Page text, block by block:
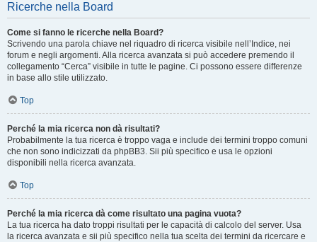
Ricerche nella Board
Come si fanno le ricerche nella Board?
Scrivendo una parola chiave nel riquadro di ricerca visibile nell’Indice, nei
forum e negli argomenti. Alla ricerca avanzata si può accedere premendo il
collegamento “Cerca” visibile in tutte le pagine. Ci possono essere differenze
in base allo stile utilizzato.
Top
Perché la mia ricerca non dà risultati?
Probabilmente la tua ricerca è troppo vaga e include dei termini troppo comuni
che non sono indicizzati da phpBB3. Sii più specifico e usa le opzioni
disponibili nella ricerca avanzata.
Top
Perché la mia ricerca dà come risultato una pagina vuota?
La tua ricerca ha dato troppi risultati per le capacità di calcolo del server. Usa
la ricerca avanzata e sii più specifico nella tua scelta dei termini da ricercare e